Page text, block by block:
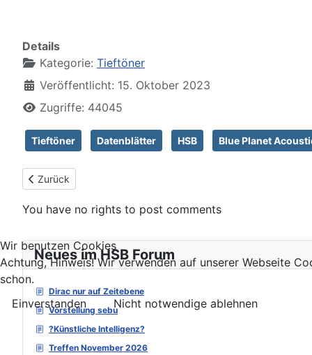
Neues im HSB Forum
Dirac nur auf Zeitebene
Vorstellung sebu
?Künstliche Intelligenz?
Treffen November 2026
Details
Kategorie: Tieftöner
Veröffentlicht: 15. Oktober 2023
Zugriffe: 44045
Tieftöner Datenblätter HSB Blue Planet
Vorheriger Beitrag: Redcatt Exclusive 8
Zurück
You have no rights to post comments
Wir benutzen Cookies
Achtung, Hinweis! Wir verwenden auf unserer Webseite
schon.
Einverstanden
Nicht notwendige ablehnen